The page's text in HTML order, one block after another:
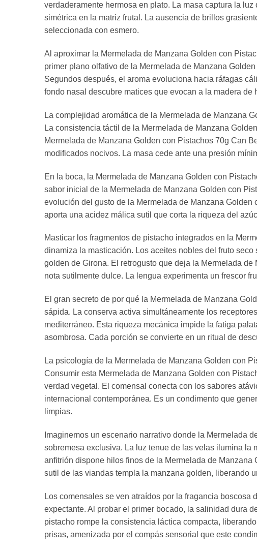
verdaderamente hermosa en plato. La masa captura la
simétrica en la matriz frutal. La ausencia de brillos
seleccionada con esmero.
Al aproximar la Mermelada de Manzana Golden con
primer plano olfativo de la Mermelada de Manzana
Segundos después, el aroma evoluciona hacia ráfagas
fondo nasal descubre matices que evocan a la madera
La complejidad aromática de la Mermelada de Manzana
La consistencia táctil de la Mermelada de Manzana
Mermelada de Manzana Golden con Pistachos 70g Can
modificados nocivos. La masa cede ante una presión
En la boca, la Mermelada de Manzana Golden con
sabor inicial de la Mermelada de Manzana Golden con
evolución del gusto de la Mermelada de Manzana
aporta una acidez málica sutil que corta la riqueza del
Masticar los fragmentos de pistacho integrados en la
dinamiza la masticación. Los aceites nobles del fruto
golden de Girona. El retrogusto que deja la Mermelada
nota sutilmente dulce. La lengua experimenta un frescor
El gran secreto de por qué la Mermelada de Manzana
sápida. La conserva activa simultáneamente los
mediterráneo. Esta riqueza mecánica impide la fatiga
asombrosa. Cada porción se convierte en un ritual de
La psicología de la Mermelada de Manzana Golden con
Consumir esta Mermelada de Manzana Golden con
verdad vegetal. El comensal conecta con los sabores
internacional contemporánea. Es un condimento que
limpias.
Imaginemos un escenario narrativo donde la Mermelada
sobremesa exclusiva. La luz tenue de las velas ilumina la
anfitrión dispone hilos finos de la Mermelada de
sutil de las viandas templa la manzana golden, liberando
Los comensales se ven atraídos por la fragancia
expectante. Al probar el primer bocado, la salinidad dura
pistacho rompe la consistencia láctica compacta,
prisas, amenizada por el compás sensorial que este